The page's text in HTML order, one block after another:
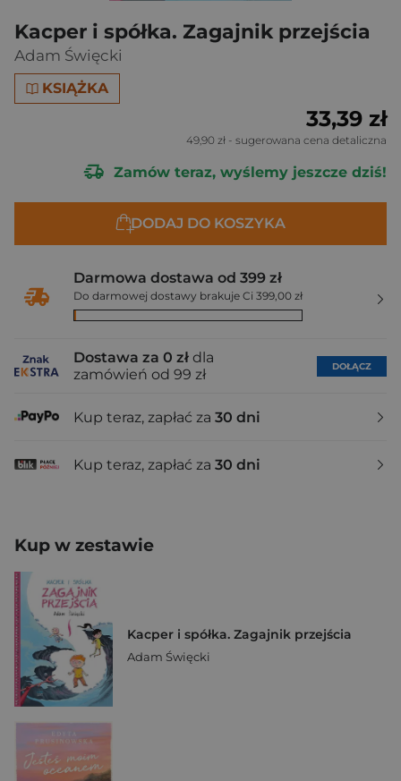
Kacper i spółka. Zagajnik przejścia
Adam Święcki
KSIĄŻKA
33,39 zł
49,90 zł - sugerowana cena detaliczna
Zamów teraz, wyślemy jeszcze dziś!
DODAJ DO KOSZYKA
Darmowa dostawa od 399 zł
Do darmowej dostawy brakuje Ci 399,00 zł
Dostawa za 0 zł dla
zamówień od 99 zł
DOŁĄCZ
Kup teraz, zapłać za 30 dni
Kup teraz, zapłać za 30 dni
Kup w zestawie
Kacper i spółka. Zagajnik przejścia
Adam Święcki